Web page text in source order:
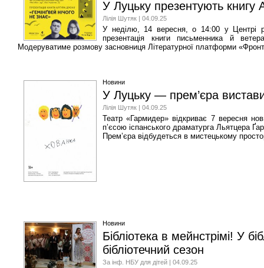
У Луцьку презентують книгу
Лілія Шутяк | 04.09.25
У неділю, 14 вересня, о 14:00 у Центрі
презентація книги письменника й
Модеруватиме розмову засновниця Літературної платформи
Новини
У Луцьку — прем’єра
Лілія Шутяк | 04.09.25
Театр «Гармидер» відкриває 7 вересня
п’єсою іспанського драматурга Льятцера
Прем’єра відбудеться в мистецькому
Новини
Бібліотека в мейнстрімі! У
бібліотечний сезон
За інф. НБУ для дітей | 04.09.25